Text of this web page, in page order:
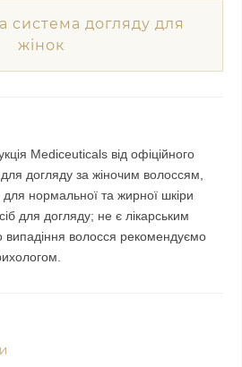
система догляду для
жінок
Mediceuticals від офіційного
догляду за жіночим волоссям,
нормальної та жирної шкіри
для догляду; не є лікарським
волосся рекомендуємо